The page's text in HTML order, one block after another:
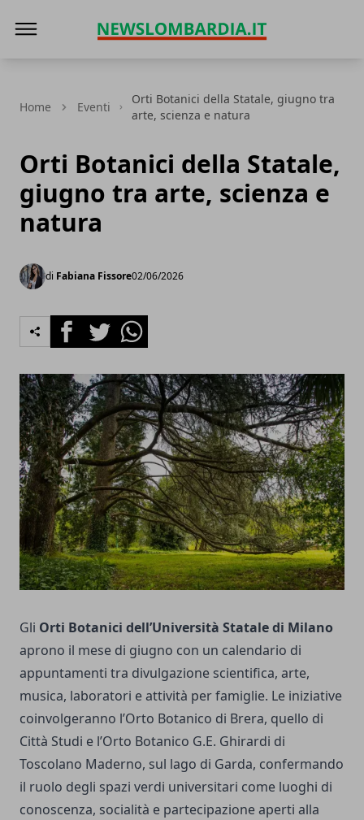
Home Eventi
Orti Botanici della Statale, giugno tra
arte, scienza e natura
Orti Botanici della Statale,
giugno tra arte, scienza e
natura
di Fabiana Fissore02/06/2026
FacebookTwitterWhatsapp
Gli Orti Botanici dell’Università Statale di Milano
aprono il mese di giugno con un calendario di
appuntamenti tra divulgazione scientifica, arte,
musica, laboratori e attività per famiglie. Le iniziative
coinvolgeranno l’Orto Botanico di Brera, quello di
Città Studi e l’Orto Botanico G.E. Ghirardi di
Toscolano Maderno, sul lago di Garda, confermando
il ruolo degli spazi verdi universitari come luoghi di
conoscenza, socialità e partecipazione aperti alla